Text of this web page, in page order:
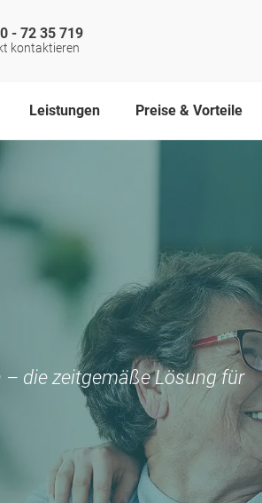
- 72 35 719
kontaktieren
Leistungen Preise & Vorteile
– die zeitgemäße Lösung für